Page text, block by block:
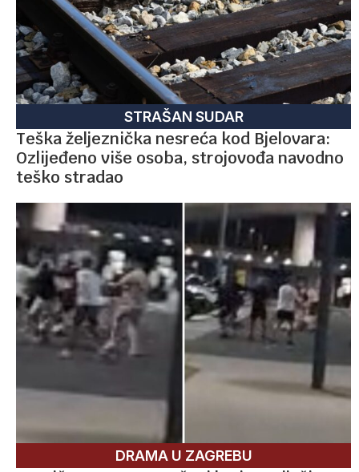
STRAŠAN SUDAR
Teška željeznička nesreća kod Bjelovara:
Ozlijeđeno više osoba, strojovođa navodno
teško stradao
DRAMA U ZAGREBU